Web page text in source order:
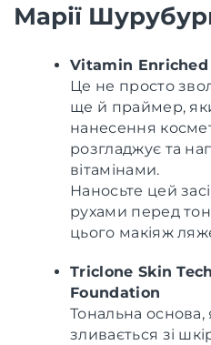
Марії
Vitamin Enriched
Це не просто
ще й праймер,
нанесення
розгладжує та
вітамінами.
Наносьте цей
рухами перед
цього макіяж
Triclone Skin
Foundation
Тональна основа,
зливається зі